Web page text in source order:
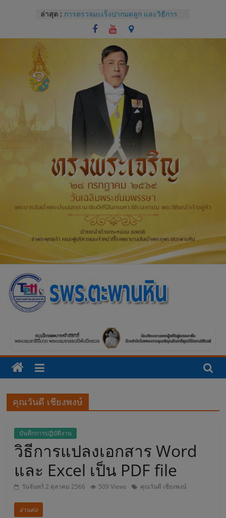
ล่าสุด : การตรวจมะเร็งปากมดลูก และวิธีการ
ใช้โปรแกรม colpo IT Pro
แบบประเมินทักษะปฏิบัติการซักประวัติ
และการตรวจครรภ์
โรคไม่ติดต่อเรื้อรังกับสุขภาช่องปาก
และแนวทางปฏิบัติทางคลินิกสำหรับผู้
ป่วยทันตกรรม
Competency หัวใจของการบริหารของ
บุคลากรโรงพยาบาล
การปราศจากเชื้อด้วยเครื่องนึ่งฆ่าเชื้อ
จุลินทรีย์
โ
ร
ง
พ
ย
า
บ
า
คุณวันดี เชียงพงษ์
บันทึกการปฏิบัติงาน
วิธีการแปลงเอกสาร Word
และ Excel เป็น PDF file
วันจันทร์ 2 ตุลาคม 2566 509 Views คุณวันดี เชียงพงษ์
อ่านต่อ